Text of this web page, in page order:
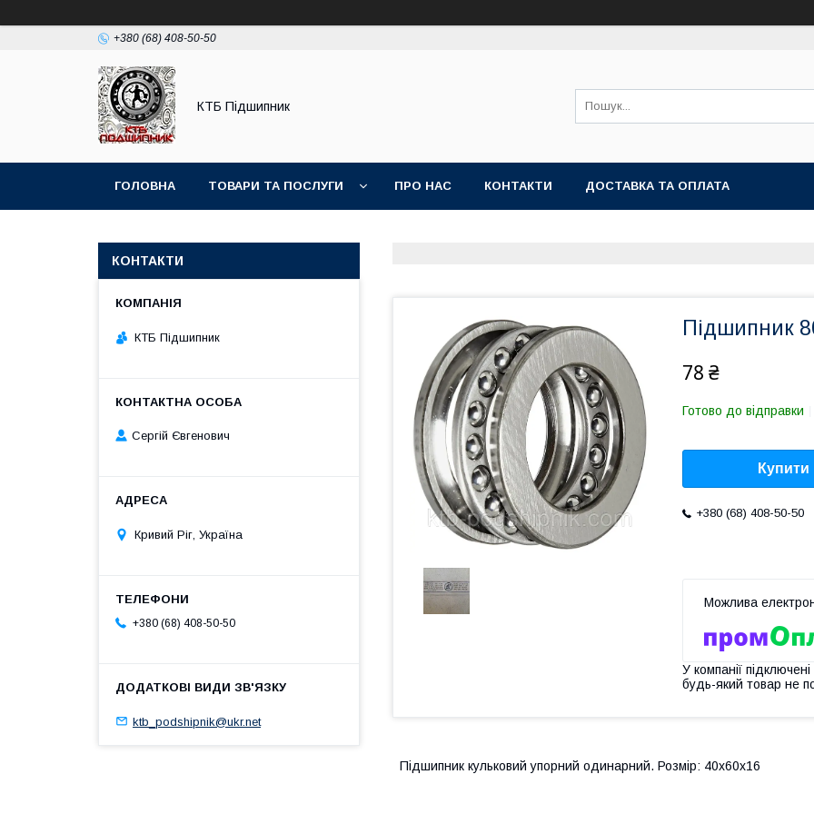
+380 (68) 408-50-50
КТБ Підшипник
ГОЛОВНА ТОВАРИ ТА ПОСЛУГИ ПРО НАС КОНТАКТИ ДОСТАВКА ТА ОПЛАТА
Підшипник
78 ₴
Готово до відправки
Купити
+380 (68) 408-50-50
У компанії
будь-який товар не
Підшипник кульковий упорний одинарний. Розмір: 40х60х16
КОНТАКТИ
КТБ Підшипник
Сергій Євгенович
Кривий Ріг, Україна
+380 (68) 408-50-50
ktb_podshipnik@ukr.net